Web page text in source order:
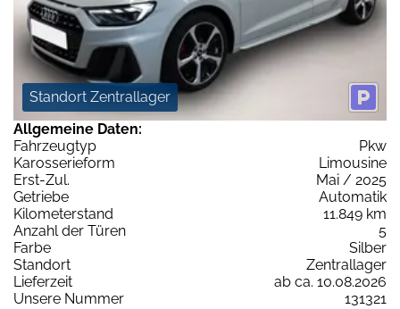
Standort Zentrallager
Allgemeine Daten:
Fahrzeugtyp
Pkw
Karosserieform
Limousine
Erst-Zul.
Mai / 2025
Getriebe
Automatik
Kilometerstand
11.849 km
Anzahl der Türen
5
Farbe
Silber
Standort
Zentrallager
Lieferzeit
ab ca. 10.08.2026
Unsere Nummer
131321